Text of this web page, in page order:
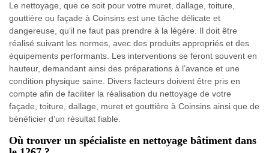
Le nettoyage, que ce soit pour votre muret, dallage, toiture,
gouttière ou façade à Coinsins est une tâche délicate et
dangereuse, qu’il ne faut pas prendre à la légère. Il doit être
réalisé suivant les normes, avec des produits appropriés et des
équipements performants. Les interventions se feront souvent en
hauteur, demandant ainsi des préparations à l’avance et une
condition physique saine. Divers facteurs doivent être pris en
compte afin de faciliter la réalisation du nettoyage de votre
façade, toiture, dallage, muret et gouttière à Coinsins ainsi que de
bénéficier d’un résultat fiable.
Où trouver un spécialiste en nettoyage bâtiment dans